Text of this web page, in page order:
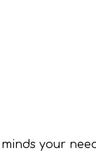
your